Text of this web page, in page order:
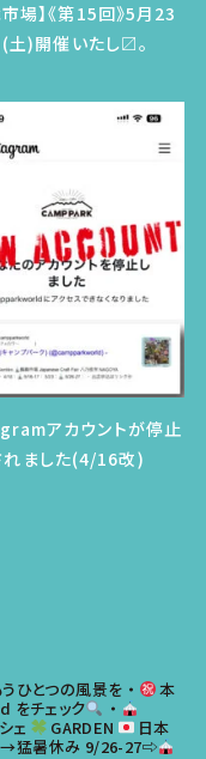
市場】《第15回》5月23
土)開催いたし〼。
アカウントが停止
れました(4/16改)
ひとつの風景を ・
本
チェック
・
ェ GARDEN
日本
猛暑休み 9/26-27⇨